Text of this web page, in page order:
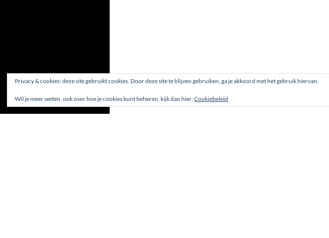
Privacy & cookies: deze site gebruikt cookies. Door deze site te blijven gebruiken, ga je akkoord met het gebruik hiervan.
Wil je meer weten, ook over hoe je cookies kunt beheren, kijk dan hier:Cookiebeleid